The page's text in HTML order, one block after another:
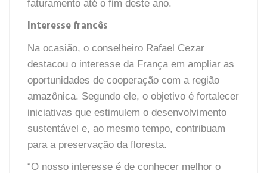
faturamento até o fim deste ano.
Interesse francês
Na ocasião, o conselheiro Rafael Cezar
destacou o interesse da França em ampliar as
oportunidades de cooperação com a região
amazônica. Segundo ele, o objetivo é fortalecer
iniciativas que estimulem o desenvolvimento
sustentável e, ao mesmo tempo, contribuam
para a preservação da floresta.
“O nosso interesse é de conhecer melhor o